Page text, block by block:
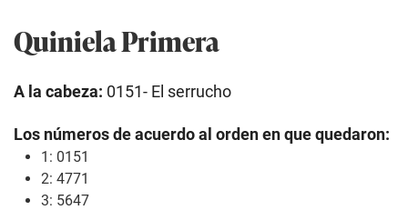
Quiniela Primera
A la cabeza: 0151- El serrucho
Los números de acuerdo al orden en que quedaron:
1: 0151
2: 4771
3: 5647